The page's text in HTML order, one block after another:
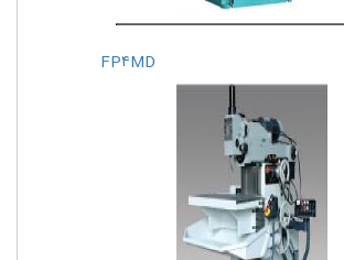
FP۴MD